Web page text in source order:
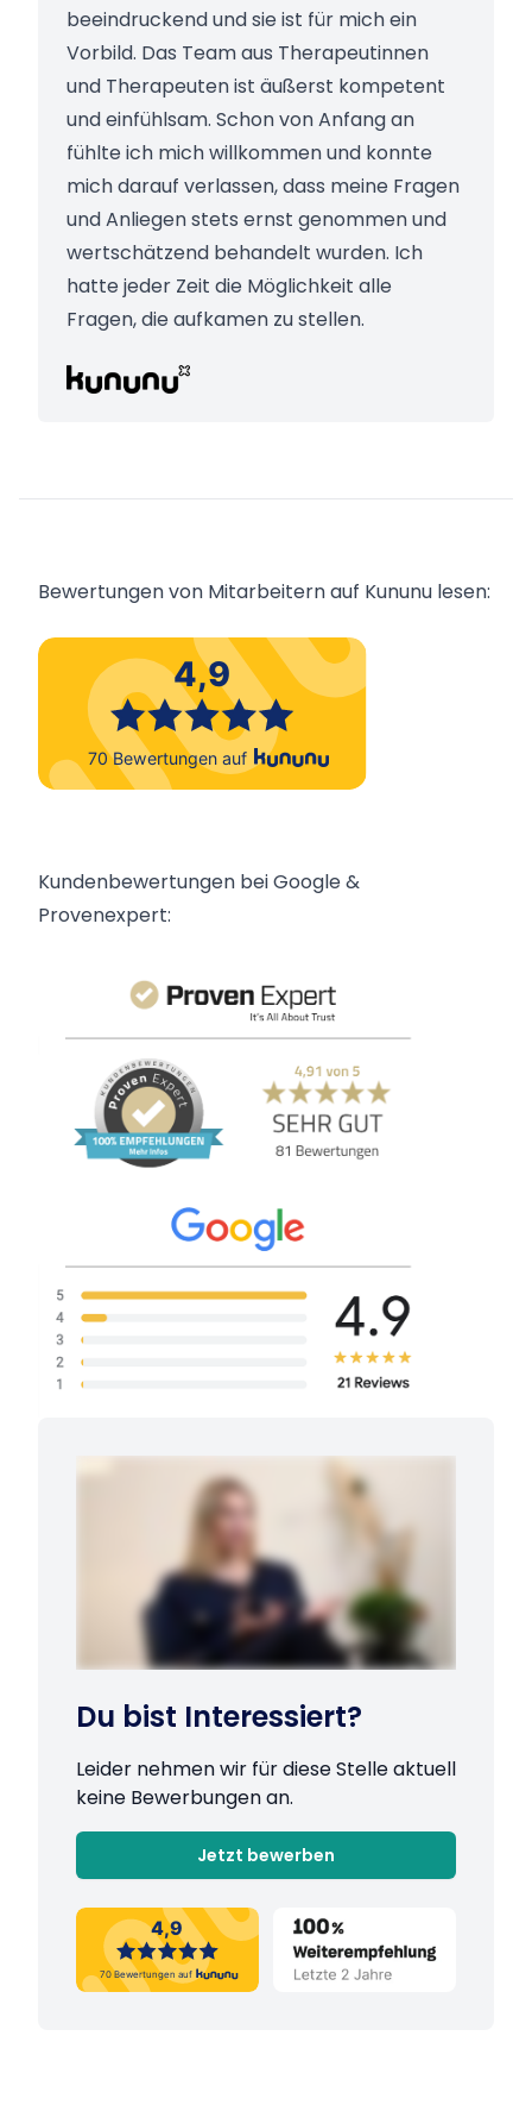
beeindruckend und sie ist für mich ein
Vorbild. Das Team aus Therapeutinnen
und Therapeuten ist äußerst kompetent
und einfühlsam. Schon von Anfang an
fühlte ich mich willkommen und konnte
mich darauf verlassen, dass meine Fragen
und Anliegen stets ernst genommen und
wertschätzend behandelt wurden. Ich
hatte jeder Zeit die Möglichkeit alle
Fragen, die aufkamen zu stellen.
Bewertungen von Mitarbeitern auf Kununu lesen:
Kundenbewertungen bei Google &
Provenexpert:
Du bist Interessiert?
Leider nehmen wir für diese Stelle aktuell
keine Bewerbungen an.
Jetzt bewerben